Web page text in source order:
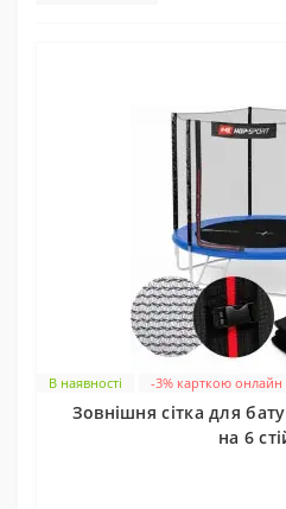
В наявності -3% карткою онлайн
Зовнішня сітка для
на 6